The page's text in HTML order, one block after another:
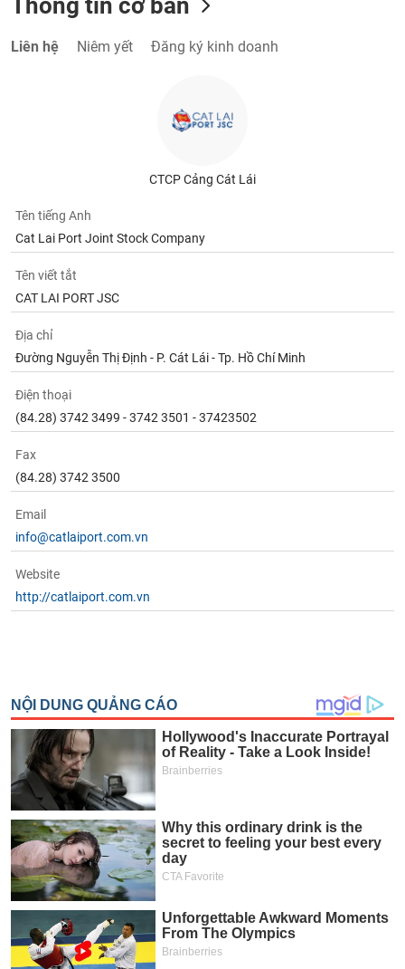
Thông tin cơ bản
Liên hệ Niêm yết Đăng ký kinh doanh
CTCP Cảng Cát Lái
Tên tiếng Anh
Cat Lai Port Joint Stock Company
Tên viết tắt
CAT LAI PORT JSC
Địa chỉ
Đường Nguyễn Thị Định - P. Cát Lái - Tp. Hồ Chí Minh
Điện thoại
(84.28) 3742 3499 - 3742 3501 - 37423502
Fax
(84.28) 3742 3500
Email
info@catlaiport.com.vn
Website
http://catlaiport.com.vn